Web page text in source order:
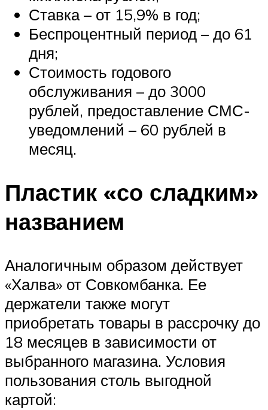
Ставка – от 15,9% в год;
Беспроцентный период – до 61
дня;
Стоимость годового
обслуживания – до 3000
рублей, предоставление СМС-
уведомлений – 60 рублей в
месяц.
Пластик «со сладким»
названием
Аналогичным образом действует
«Халва» от Совкомбанка. Ее
держатели также могут
приобретать товары в рассрочку до
18 месяцев в зависимости от
выбранного магазина. Условия
пользования столь выгодной
картой: